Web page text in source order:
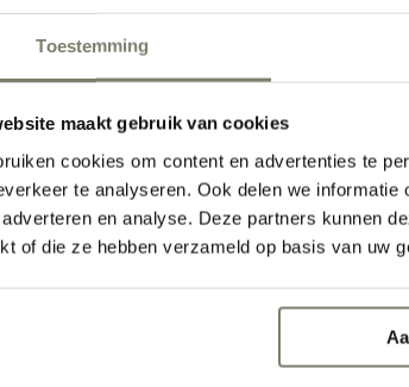
Toestemming
maakt gebruik van cookies
cookies om content en advertenties te
te analyseren. Ook delen we
en analyse. Deze partners kunnen
of die ze hebben verzameld op basis van uw